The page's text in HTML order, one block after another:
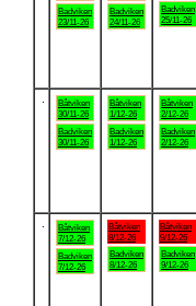
Badviken
23/11-26
Badviken
24/11-26
Badviken
25/11-26
Båtviken
30/11-26
Badviken
30/11-26
Båtviken
1/12-26
Badviken
1/12-26
Båtviken
2/12-26
Badviken
2/12-26
Båtviken
7/12-26
Badviken
7/12-26
Båtviken
8/12-26
Badviken
8/12-26
Båtviken
9/12-26
Badviken
9/12-26